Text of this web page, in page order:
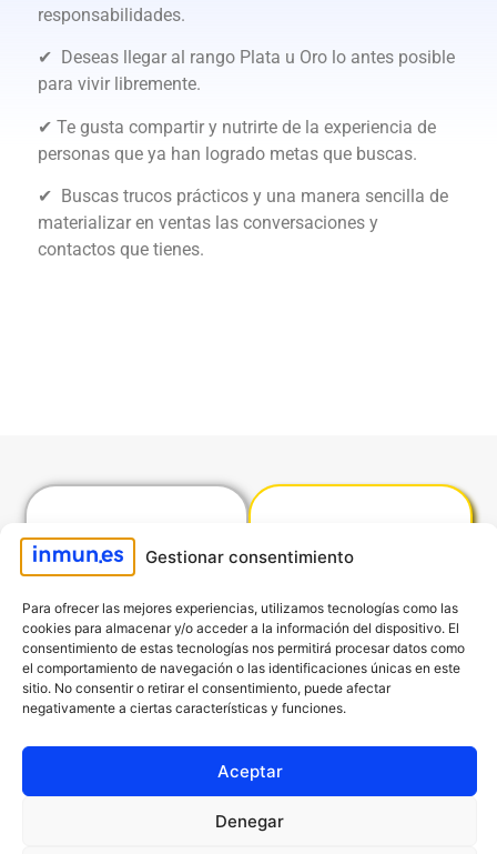
Gestionar consentimiento
Para ofrecer las mejores experiencias, utilizamos tecnologías como las
cookies para almacenar y/o acceder a la información del dispositivo. El
consentimiento de estas tecnologías nos permitirá procesar datos como
el comportamiento de navegación o las identificaciones únicas en este
sitio. No consentir o retirar el consentimiento, puede afectar
negativamente a ciertas características y funciones.
Aceptar
Denegar
responsabilidades.
✔ Deseas llegar al rango Plata u Oro lo antes posible
para vivir libremente.
✔ Te gusta compartir y nutrirte de la experiencia de
personas que ya han logrado metas que buscas.
✔ Buscas trucos prácticos y una manera sencilla de
materializar en ventas las conversaciones y
contactos que tienes.
Arranque
Plata
en 5 días
Entrenamiento
intensivo, paso a
paso para
fuerza y llegar a
Método
Oro
sin rodeos
La combinación
perfecta entre
estrategia,
mentalidad de